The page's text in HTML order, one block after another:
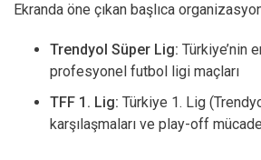
Ekranda öne çıkan başlıca
Trendyol Süper Lig: Türkiye’nin
profesyonel futbol ligi maçları
TFF 1. Lig: Türkiye 1. Lig
karşılaşmaları ve play-off